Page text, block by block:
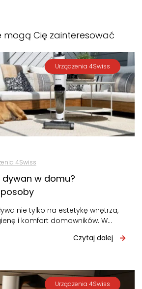
mogą Cię zainteresować
Urządzenia 4Swiss
4Swiss
w domu?
nie tylko na estetykę wnętrza,
i komfort domowników. W
Czytaj dalej
Urządzenia 4Swiss